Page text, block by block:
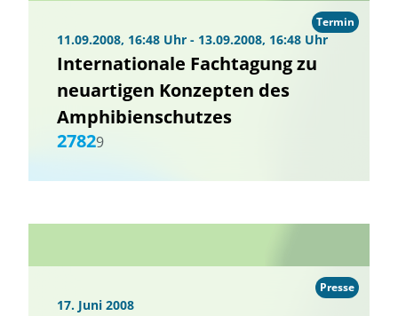
11.09.2008, 16:48 Uhr - 13.09.2008, 16:48 Uhr
Internationale Fachtagung zu
neuartigen Konzepten des
Amphibienschutzes
27829
Termin
17. Juni 2008
Presse